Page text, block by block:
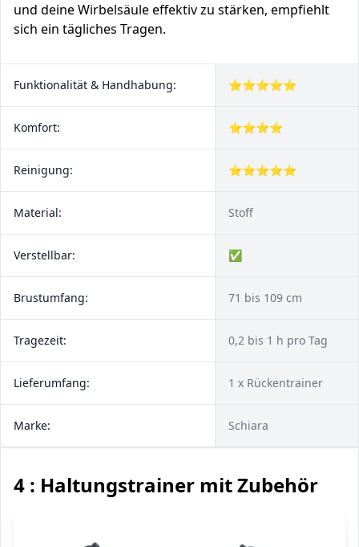
und deine Wirbelsäule effektiv zu stärken, empfiehlt
sich ein tägliches Tragen.
Funktionalität & Handhabung: ⭐⭐⭐⭐⭐
Komfort: ⭐⭐⭐⭐
Reinigung: ⭐⭐⭐⭐⭐
Material: Stoff
Verstellbar: ✅
Brustumfang: 71 bis 109 cm
Tragezeit: 0,2 bis 1 h pro Tag
Lieferumfang: 1 x Rückentrainer
Marke: Schiara
4 : Haltungstrainer mit Zubehör